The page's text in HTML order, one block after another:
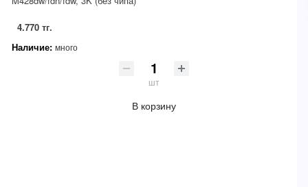
4.770 тг.
Наличие: много
шт
В корзину